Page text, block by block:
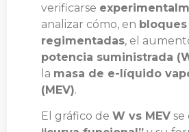
verificarse
analizar cómo, en
regimentadas, el
potencia suministrada
la masa de e-líquido
(MEV).
El gráfico de W vs MEV se